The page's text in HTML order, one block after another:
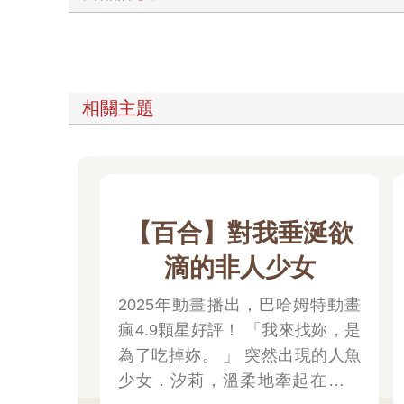
相關主題
【百合】對我垂涎欲
滴的非人少女
2025年動畫播出，巴哈姆特動畫
瘋4.9顆星好評！ 「我來找妳，是
為了吃掉妳。 」 突然出現的人魚
少女．汐莉，溫柔地牽起在靠海